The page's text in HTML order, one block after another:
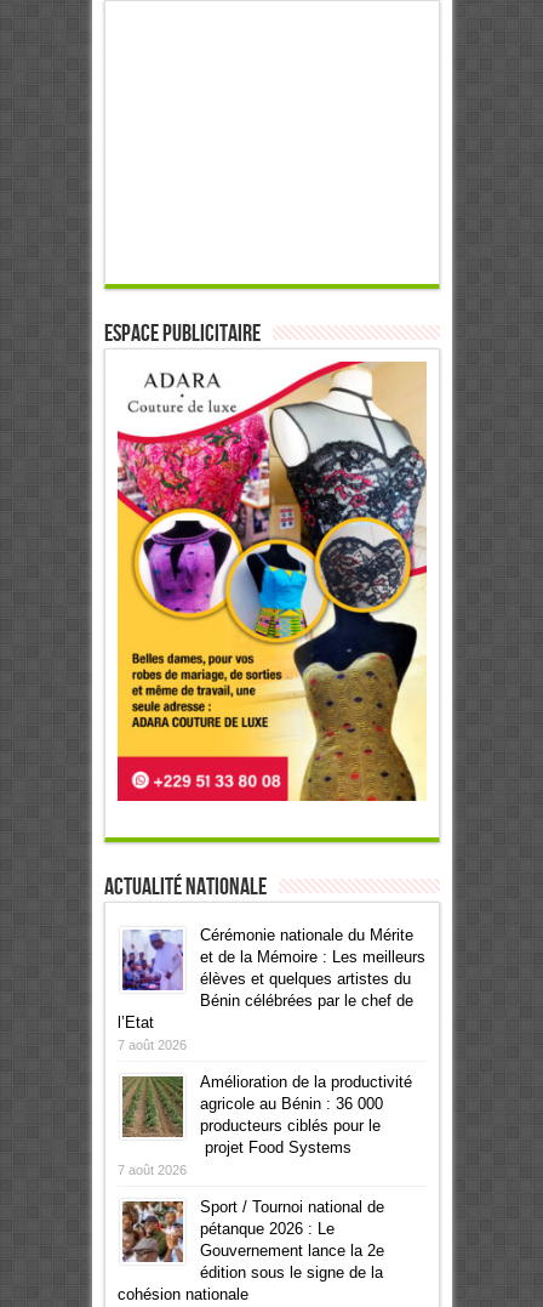
ESPACE PUBLICITAIRE
Actualité Nationale
Cérémonie nationale du Mérite
et de la Mémoire : Les meilleurs
élèves et quelques artistes du
Bénin célébrées par le chef de
l’Etat
7 août 2026
Amélioration de la productivité
agricole au Bénin : 36 000
producteurs ciblés pour le
projet Food Systems
7 août 2026
Sport / Tournoi national de
pétanque 2026 : Le
Gouvernement lance la 2e
édition sous le signe de la
cohésion nationale